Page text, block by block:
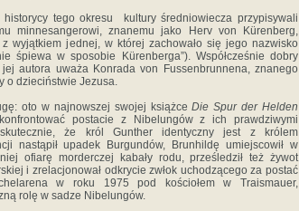
tego okresu kultury średniowiecza przypisywali
minnesangerowi, znanemu jako Herv von Kürenberg,
wyjątkiem jednej, w której zachowało się jego nazwisko
śpiewa w sposobie Kürenberga”). Współcześnie dobry
autora uważa Konrada von Fussenbrunnena, znanego
o dzieciństwie Jezusa.
oto w najnowszej swojej książceDie Spur der Helden
postacie z Nibelungów z ich prawdziwymi
że król Gunther identyczny jest z królem
nastąpił upadek Burgundów, Brunhildę umiejscowił w
ofiarę morderczej kabały rodu, prześledził też żywot
i zrelacjonował odkrycie zwłok uchodzącego za postać
w roku 1975 pod kościołem w Traismauer,
rolę w sadze Nibelungów.